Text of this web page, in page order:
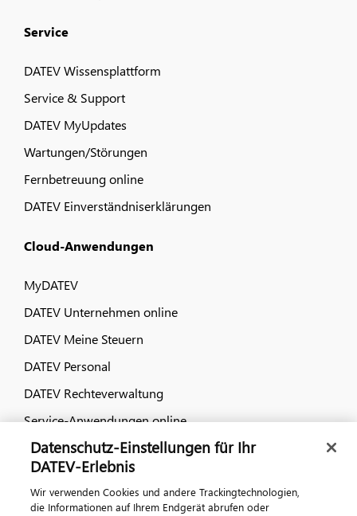
Service
DATEV Wissensplattform
Service & Support
DATEV MyUpdates
Wartungen/Störungen
Fernbetreuung online
DATEV Einverständniserklärungen
Cloud-Anwendungen
MyDATEV
DATEV Unternehmen online
DATEV Meine Steuern
DATEV Personal
DATEV Rechteverwaltung
Service-Anwendungen online
Dialog & Medien
Veranstaltungen
Datenschutz-Einstellungen für Ihr
DATEV-Erlebnis
Wir verwenden Cookies und andere Trackingtechnologien,
die Informationen auf Ihrem Endgerät abrufen oder